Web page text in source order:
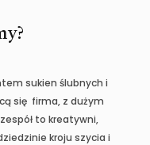
sukien ślubnych i
się firma, z dużym
to kreatywni,
kroju szycia i